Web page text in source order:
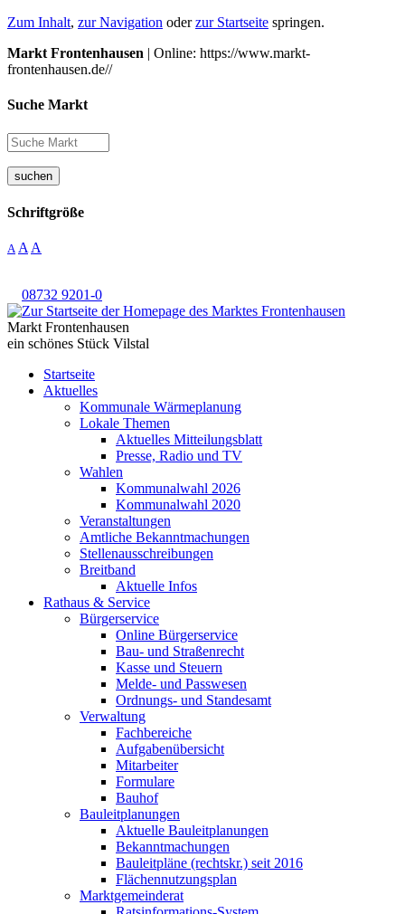
Zum Inhalt, zur Navigation oderzur Startseite springen.
Markt Frontenhausen | Online: https://www.markt-
frontenhausen.de//
Suche Markt
suchen
Schriftgröße
A A A
08732 9201-0
Markt Frontenhausen
ein schönes Stück Vilstal
Startseite
Aktuelles
Kommunale Wärmeplanung
Lokale Themen
Aktuelles Mitteilungsblatt
Presse, Radio und TV
Wahlen
Kommunalwahl 2026
Kommunalwahl 2020
Veranstaltungen
Amtliche Bekanntmachungen
Stellenausschreibungen
Breitband
Aktuelle Infos
Rathaus & Service
Bürgerservice
Online Bürgerservice
Bau- und Straßenrecht
Kasse und Steuern
Melde- und Passwesen
Ordnungs- und Standesamt
Verwaltung
Fachbereiche
Aufgabenübersicht
Mitarbeiter
Formulare
Bauhof
Bauleitplanungen
Aktuelle Bauleitplanungen
Bekanntmachungen
Bauleitpläne (rechtskr.) seit 2016
Flächennutzungsplan
Marktgemeinderat